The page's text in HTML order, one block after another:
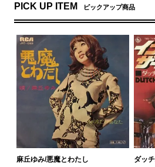
PICK UP ITEM ピックアップ商品
麻丘ゆみ/悪魔とわたし ダッ